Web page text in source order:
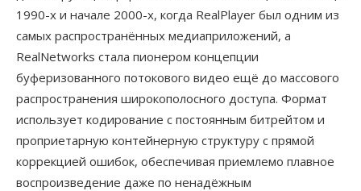
1990-х и начале 2000-х, когда RealPlayer был одним из
самых распространённых медиаприложений, а
RealNetworks стала пионером концепции
буферизованного потокового видео ещё до массового
распространения широкополосного доступа. Формат
использует кодирование с постоянным битрейтом и
проприетарную контейнерную структуру с прямой
коррекцией ошибок, обеспечивая приемлемо плавное
воспроизведение даже по ненадёжным